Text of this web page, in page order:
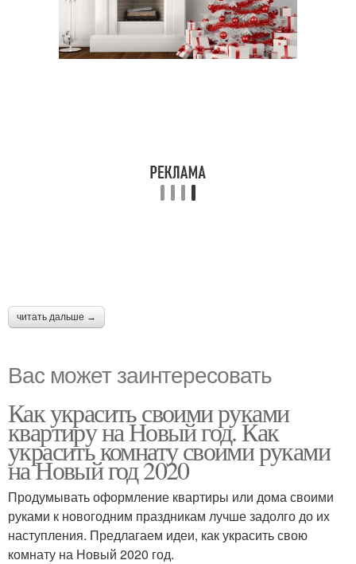
читать дальше →
Вас может заинтересовать
Как украсить своими руками
квартиру на Новый год. Как
украсить комнату своими руками
на Новый год 2020
Продумывать оформление квартиры или дома своими
руками к новогодним праздникам лучше задолго до их
наступления. Предлагаем идеи, как украсить свою
комнату на Новый 2020 год.